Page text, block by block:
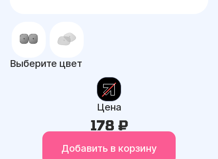
Выберите цвет
Цена
178 ₽
Добавить в корзину